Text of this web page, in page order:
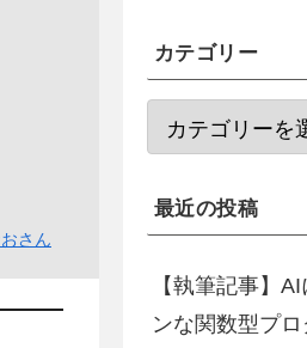
さん
カテゴリー
最近の投稿
【執筆記事】
ンな関数型プ